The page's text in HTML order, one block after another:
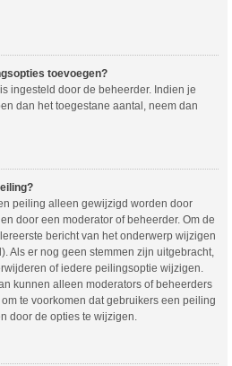
toevoegen?
ingesteld door de beheerder. Indien je
dan het toegestane aantal, neem dan
peiling alleen gewijzigd worden door
door een moderator of beheerder. Om de
bericht van het onderwerp wijzigen
Als er nog geen stemmen zijn uitgebracht,
of iedere peilingsoptie wijzigen.
kunnen alleen moderators of beheerders
te voorkomen dat gebruikers een peiling
door de opties te wijzigen.